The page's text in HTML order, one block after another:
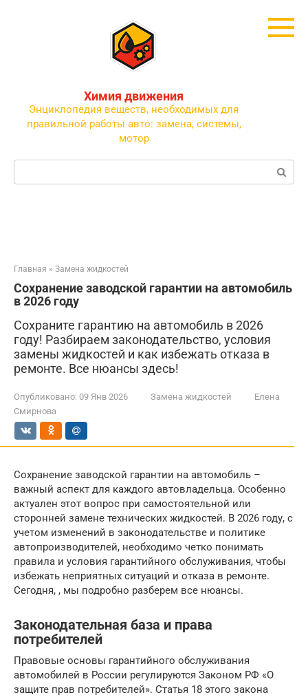
Химия движения
Энциклопедия веществ, необходимых для
правильной работы авто: замена, системы,
мотор
Поиск:
Главная » Замена жидкостей
Сохранение заводской гарантии на автомобиль
в 2026 году
Сохраните гарантию на автомобиль в 2026
году! Разбираем законодательство, условия
замены жидкостей и как избежать отказа в
ремонте. Все нюансы здесь!
Опубликовано: 09 Янв 2026 Замена жидкостей
Елена
Смирнова
Сохранение заводской гарантии на автомобиль –
важный аспект для каждого автовладельца. Особенно
актуален этот вопрос при самостоятельной или
сторонней замене технических жидкостей. В 2026 году, с
учетом изменений в законодательстве и политике
автопроизводителей, необходимо четко понимать
правила и условия гарантийного обслуживания, чтобы
избежать неприятных ситуаций и отказа в ремонте.
Сегодня, , мы подробно разберем все нюансы.
Законодательная база и права
потребителей
Правовые основы гарантийного обслуживания
автомобилей в России регулируются Законом РФ «О
защите прав потребителей». Статья 18 этого закона